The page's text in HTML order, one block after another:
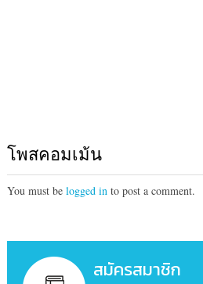
โพสคอมเม้น
You must be logged into post a comment.
สมัครสมาชิก